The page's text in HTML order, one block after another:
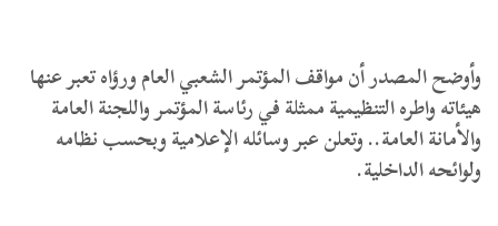
وأوضح المصدر أن مواقف المؤتمر الشعبي العام ورؤاه تعبر عنها
هيئاته واطره التنظيمية ممثلة في رئاسة المؤتمر واللجنة العامة
والأمانة العامة.. وتعلن عبر وسائله الإعلامية وبحسب نظامه
ولوائحه الداخلية.